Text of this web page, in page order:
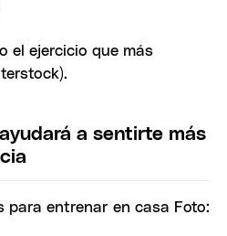
a sentirte más